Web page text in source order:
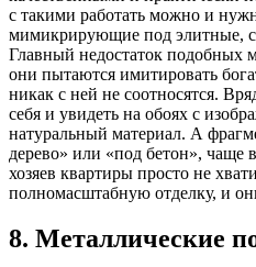
с такими работать можно и
мимикрирующие под элитные,
Главный недостаток подобных
они пытаются имитировать
никак с ней не соотносятся.
себя и увидеть на обоях с
натуральный материал. А
дерево» или «под бетон», чаще
хозяев квартиры просто не
полномасштабную отделку, и
8. Металлические